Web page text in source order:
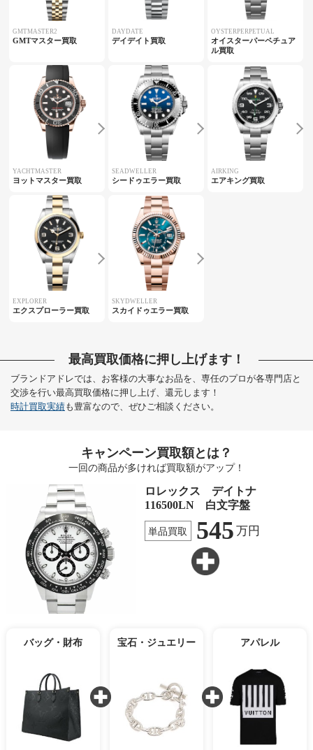
GMTMASTER2
GMTマスター買取
DAYDATE
デイデイト買取
OYSTERPERPETUAL
オイスターパーペチュア
ル買取
YACHTMASTER
ヨットマスター買取
SEADWELLER
シードゥエラー買取
AIRKING
エアキング買取
EXPLORER
エクスプローラー買取
SKYDWELLER
スカイドゥエラー買取
最高買取価格に押し上げます！
ブランドアドレでは、お客様の大事なお品を、専任のプロが各専門店と
交渉を行い最高買取価格に押し上げ、還元します！
時計買取実績も豊富なので、ぜひご相談ください。
キャンペーン買取額とは？
一回の商品が多ければ買取額がアップ！
ロレックス デイトナ
116500LN 白文字盤
単品買取 545 万円
バッグ・財布 宝石・ジュエリー アパレル